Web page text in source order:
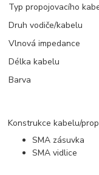
Typ propojovacího
Druh vodiče/kabelu
Vlnová impedance
Délka kabelu
Barva
Konstrukce kabelu/
SMA zásuvka
SMA vidlice